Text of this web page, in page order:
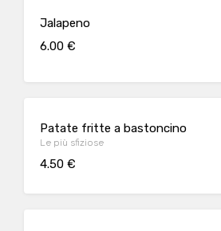
Jalapeno
6.00 €
Patate fritte a bastoncino
Le più sfiziose
4.50 €